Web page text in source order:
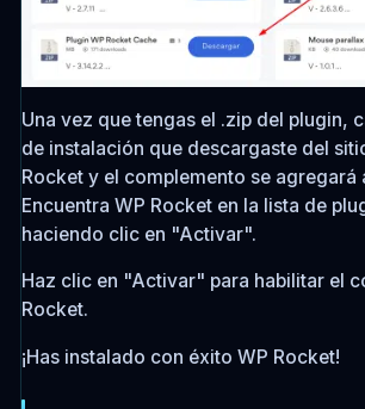
Una vez que tengas el .zip del plugin,
de instalación que descargaste del
Rocket y el complemento se agregará
Encuentra WP Rocket en la lista de
haciendo clic en "Activar".
Haz clic en "Activar" para habilitar el
Rocket.
¡Has instalado con éxito WP Rocket!